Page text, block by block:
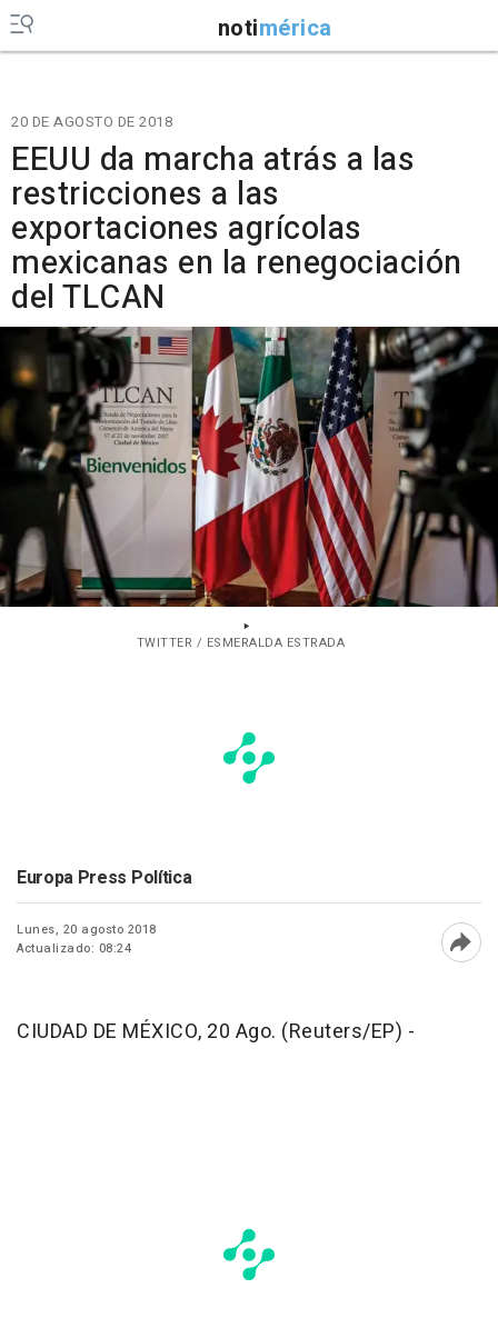
notimérica
20 DE AGOSTO DE 2018
EEUU da marcha atrás a las
restricciones a las
exportaciones agrícolas
mexicanas en la renegociación
del TLCAN
TWITTER / ESMERALDA ESTRADA
Europa Press Política
Lunes, 20 agosto 2018
Actualizado: 08:24
CIUDAD DE MÉXICO, 20 Ago. (Reuters/EP) -